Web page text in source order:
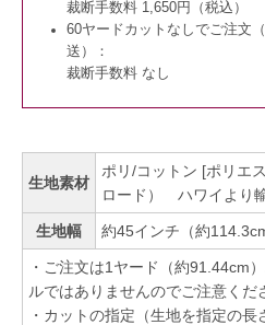
裁断手数料 1,650円（税込）
60ヤードカットなしでご注文
送）：
裁断手数料 なし
生地素材
ポリ/コットン [ポリエ
ロード） ハワイより
生地幅 約45インチ（約
・ご注文は1ヤード（約91.44cm
ルではありませんのでご注意くだ
・カットの指定（生地を指定の